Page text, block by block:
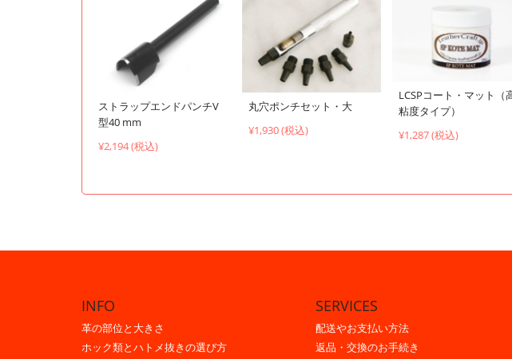
ストラップエンドパンチV
型40 mm
¥2,194 (税込)
丸穴ポンチセット・大
¥1,930 (税込)
LCSPコート・マット（
粘度タイプ）
¥1,287 (税込)
INFO
革の部位と大きさ
ホック類とハトメ抜きの選び方
SERVICES
配送やお支払い方法
返品・交換のお手続き